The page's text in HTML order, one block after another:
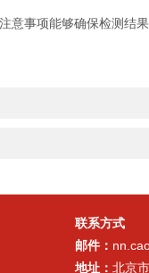
事项能够确保检测结
联系方式
邮件：
地址： 北京